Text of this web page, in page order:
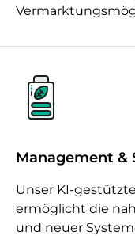
Management &
Unser KI-
ermöglicht die
und neuer